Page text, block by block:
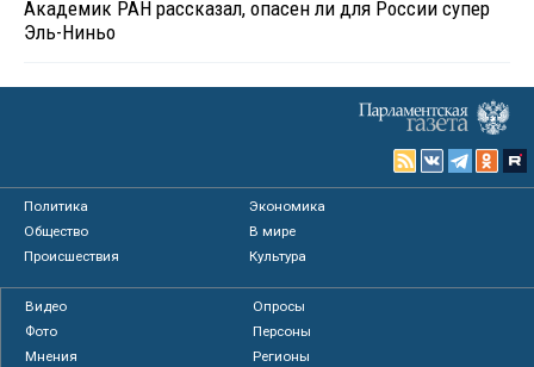
Академик РАН рассказал, опасен ли для России супер
Эль-Ниньо
Политика
Экономика
Общество
В мире
Происшествия
Культура
Видео
Опросы
Фото
Персоны
Мнения
Регионы